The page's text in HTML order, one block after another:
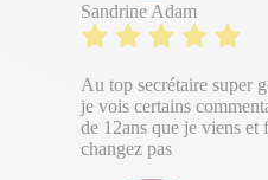
Sandrine Adam
Au top secrétaire super
je vois certains
de 12ans que je viens et
changez pas